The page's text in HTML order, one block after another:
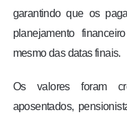
garantindo que os
planejamento
mesmo das datas finais.
Os valores foram
aposentados,